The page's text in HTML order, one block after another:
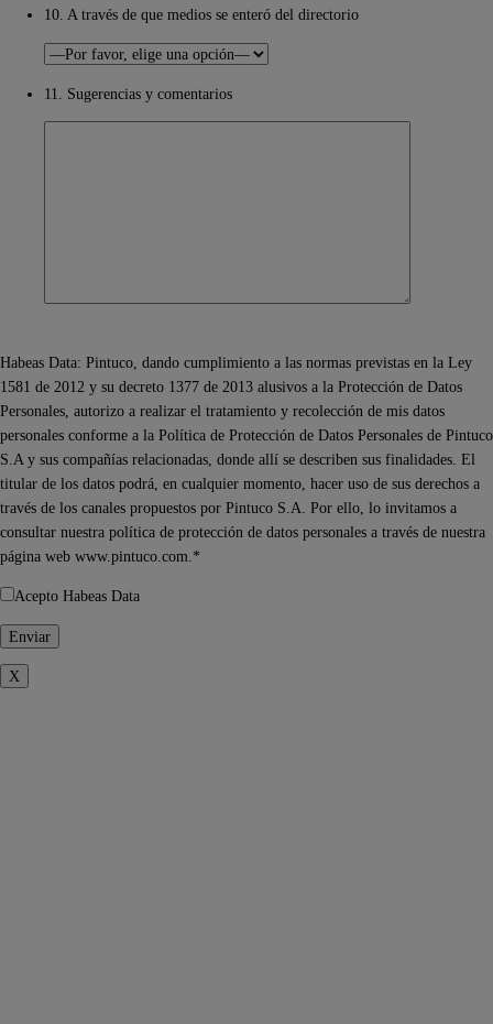
10. A través de que medios se enteró del directorio
11. Sugerencias y comentarios
Habeas Data: Pintuco, dando cumplimiento a las normas previstas en la Ley
1581 de 2012 y su decreto 1377 de 2013 alusivos a la Protección de Datos
Personales, autorizo a realizar el tratamiento y recolección de mis datos
personales conforme a la Política de Protección de Datos Personales de Pintuco
S.A y sus compañías relacionadas, donde allí se describen sus finalidades. El
titular de los datos podrá, en cualquier momento, hacer uso de sus derechos a
través de los canales propuestos por Pintuco S.A. Por ello, lo invitamos a
consultar nuestra política de protección de datos personales a través de nuestra
página web www.pintuco.com.*
Acepto Habeas Data
X